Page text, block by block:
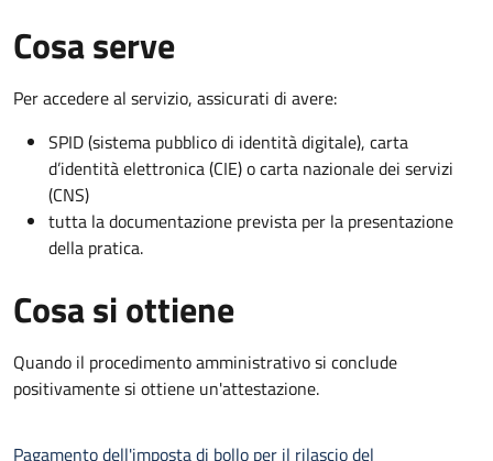
Cosa serve
Per accedere al servizio, assicurati di avere:
SPID (sistema pubblico di identità digitale), carta
d’identità elettronica (CIE) o carta nazionale dei servizi
(CNS)
tutta la documentazione prevista per la presentazione
della pratica.
Cosa si ottiene
Quando il procedimento amministrativo si conclude
positivamente si ottiene un'attestazione.
Pagamento dell'imposta di bollo per il rilascio del